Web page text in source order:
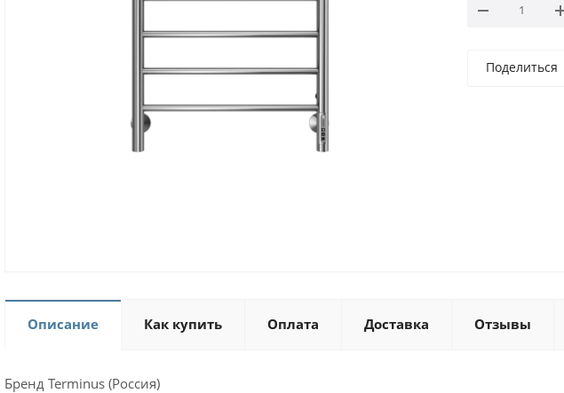
Поделиться
Описание Как купить Оплата Доставка Отзывы
Бренд Terminus (Россия)